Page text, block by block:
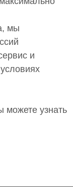
мы
и
узнать